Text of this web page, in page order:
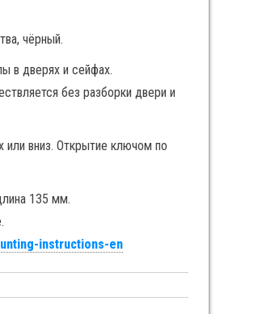
чёрный.
в дверях и сейфах.
без разборки двери и
или вниз. Открытие ключом по
135 мм.
instructions-en